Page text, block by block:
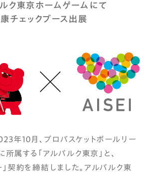
ク東京ホームゲームにて
チェックブース出展
年10月、プロバスケットボールリー
所属する「アルバルク東京」と、
」契約を締結しました。アルバルク東